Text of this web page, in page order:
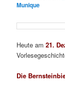
Munique
Heute am21.
Die